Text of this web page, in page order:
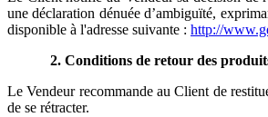
une déclaration dénuée d’ambiguïté,
disponible à l'adresse suivante : http://
2. Conditions de retour des
Le Vendeur recommande au Client de
de se rétracter.